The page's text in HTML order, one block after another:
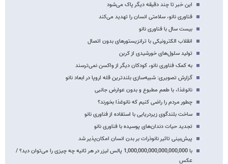
این خبر تا چند دقیقه دیگر پاک می‌شود
فناوری نانو، سلامتی انسان‌ را تهدید می‌کند
بیست ‌سال با فناوری نانو
انقلاب الکترونیکی با ترانزیستورهای بدون اتصال
تولید سلول‌های خورشیدی از کربن
به کمک فناوری نانو، کودکان دیگر از واکسن نمی‌ترسند
گزارش تصویری: شبیه‌سازی بلندترین قله اروپا در ابعاد نانو
نانوغذا، با طعم مطبوع و بدون عوارض جانبی
چطور مردم را راضی کنیم که نانوغذا بخورند؟
ساخت بلندگوی زیردریایی با استفاده از فناوری نانو
تجدید حیات دندان‌های پوسیده با فناوری نانو
پیش‌بینی تاثیر نانوذرات بر بدن انسان امکان‌پذیر شد
با 1,000,000,000,000,000,000 پالس لیزر در هر ثانیه چه چیزی را می‌توان دید؟ /
عکس